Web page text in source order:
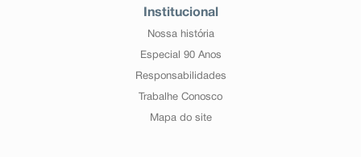
Institucional
Nossa história
Especial 90 Anos
Responsabilidades
Trabalhe Conosco
Mapa do site